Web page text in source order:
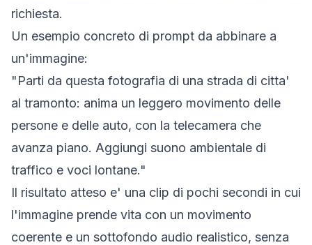
richiesta.
Un esempio concreto di prompt da abbinare a
un'immagine:
"Parti da questa fotografia di una strada di citta'
al tramonto: anima un leggero movimento delle
persone e delle auto, con la telecamera che
avanza piano. Aggiungi suono ambientale di
traffico e voci lontane."
Il risultato atteso e' una clip di pochi secondi in cui
l'immagine prende vita con un movimento
coerente e un sottofondo audio realistico, senza